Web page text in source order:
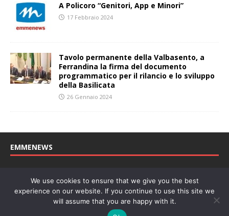
A Policoro “Genitori, App e Minori”
17 Febbraio 2024
Tavolo permanente della Valbasento, a
Ferrandina la firma del documento
programmatico per il rilancio e lo sviluppo
della Basilicata
26 Gennaio 2024
EMMENEWS
27/04/2011. Direttore Responsabile: Concetta Monzo, Editore: Deah
soc. coop. P. Iva: 01219430772
, un marchio di
We use cookies to ensure that we give you the best
experience on our website. If you continue to use this site we
will assume that you are happy with it.